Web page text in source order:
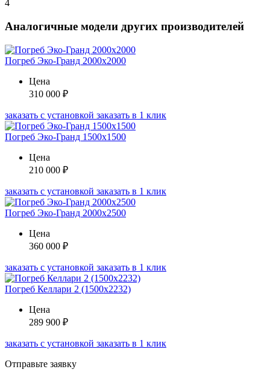
4
Аналогичные модели других производителей
Погреб Эко-Гранд 2000х2000
Цена
310 000 ₽
заказать с установкой заказать в 1 клик
Погреб Эко-Гранд 1500х1500
Цена
210 000 ₽
заказать с установкой заказать в 1 клик
Погреб Эко-Гранд 2000х2500
Цена
360 000 ₽
заказать с установкой заказать в 1 клик
Погреб Келлари 2 (1500х2232)
Цена
289 900 ₽
заказать с установкой заказать в 1 клик
Отправьте заявку